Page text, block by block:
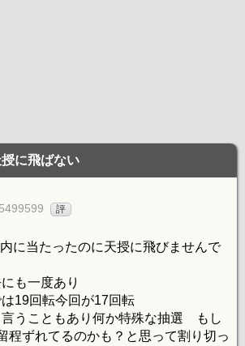
に飛ばない
評
に当たったのに天授に飛びませんで
も一度あり
19回転今回が17回転
うこともあり何か特殊な抽選 もし
程ずれてるのかも？と思って割り切っ